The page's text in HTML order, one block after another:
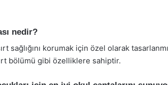
nedir?
sağlığını korumak için özel olarak
bölümü gibi özelliklere sahiptir.